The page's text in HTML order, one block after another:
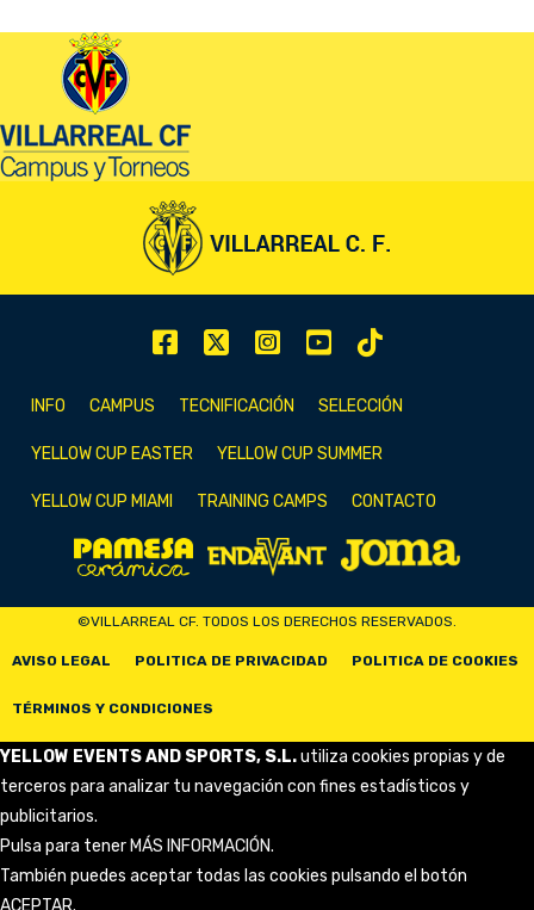
INFO CAMPUS TECNIFICACIÓN SELECCIÓN
YELLOW CUP EASTER YELLOW CUP SUMMER
YELLOW CUP MIAMI TRAINING CAMPS CONTACTO
©VILLARREAL CF. TODOS LOS DERECHOS RESERVADOS.
AVISO LEGAL POLITICA DE PRIVACIDAD POLITICA DE COOKIES
TÉRMINOS Y CONDICIONES
YELLOW EVENTS AND SPORTS, S.L.utiliza cookies propias y de
terceros para analizar tu navegación con fines estadísticos y
publicitarios.
Pulsa para tener MÁS INFORMACIÓN.
También puedes aceptar todas las cookies pulsando el botón